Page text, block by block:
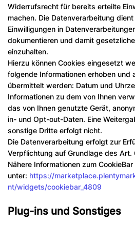
Widerrufsrecht für bereits erteilte
machen. Die Datenverarbeitung
Einwilligungen in
dokumentieren und damit
einzuhalten.
Hierzu können Cookies eingesetzt
folgende Informationen erhoben und
übermittelt werden: Datum und
Informationen zu dem von Ihnen
das von Ihnen genutzte Gerät,
in- und Opt-out-Daten. Eine
sonstige Dritte erfolgt nicht.
Die Datenverarbeitung erfolgt zur
Verpflichtung auf Grundlage des Art.
Nähere Informationen zum
unter: https://
nt/widgets/cookiebar_4809
Plug-ins und Sonstiges